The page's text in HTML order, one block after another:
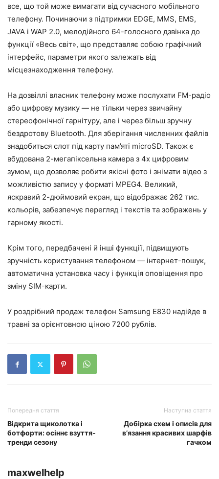
все, що той може вимагати від сучасного мобільного
телефону. Починаючи з підтримки EDGE, MMS, EMS,
JAVA і WAP 2.0, мелодійного 64-голосного дзвінка до
функції «Весь світ», що представляє собою графічний
інтерфейс, параметри якого залежать від
місцезнаходження телефону.
На дозвіллі власник телефону може послухати FM-радіо
або цифрову музику — не тільки через звичайну
стереофонічної гарнітуру, але і через більш зручну
бездротову Bluetooth. Для зберігання численних файлів
знадобиться слот під карту пам’яті microSD. Також є
вбудована 2-мегапіксельна камера з 4х цифровим
зумом, що дозволяє робити якісні фото і знімати відео з
можливістю запису у форматі MPEG4. Великий,
яскравий 2-дюймовий екран, що відображає 262 тис.
кольорів, забезпечує перегляд і текстів та зображень у
гарному якості.
Крім того, передбачені й інші функції, підвищують
зручність користування телефоном — інтернет-пошук,
автоматична установка часу і функція оповіщення про
зміну SIM-карти.
У роздрібний продаж телефон Samsung Е830 надійде в
травні за орієнтовною ціною 7200 рублів.
Попередня стаття
Відкрита щиколотка і
ботфорти: осіннє взуття-
тренди сезону
Наступна стаття
Добірка схем і описів для
в’язання красивих шарфів
гачком
maxwelhelp